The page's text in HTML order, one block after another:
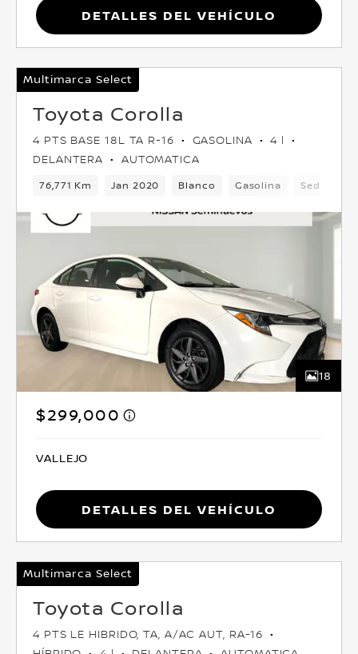
Detalles del vehículo
Multimarca Select
Toyota Corolla
4 PTS BASE 18L TA R-16 GASOLINA
4 l
DELANTERA
AUTOMATICA
76,771 Km Jan 2020 Blanco Gasolina Sedan
18
$299,000
VALLEJO
Detalles del vehículo
Multimarca Select
Toyota Corolla
4 PTS LE HIBRIDO, TA, A/AC AUT, RA-16